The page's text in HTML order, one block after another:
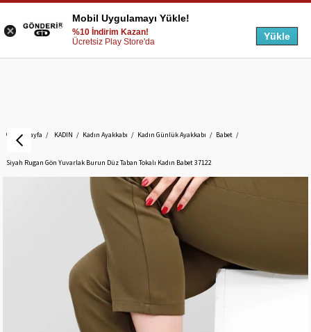
Anasayfa KADIN Kadın Ayakkabı Kadın Günlük Ayakkabı Babet
Siyah Rugan Gön Yuvarlak Burun Düz Taban Tokalı Kadın Babet 37122
Mobil Uygulamayı Yükle!
%10 İndirim Kazan!
Ücretsiz Play Store'da
Yükle